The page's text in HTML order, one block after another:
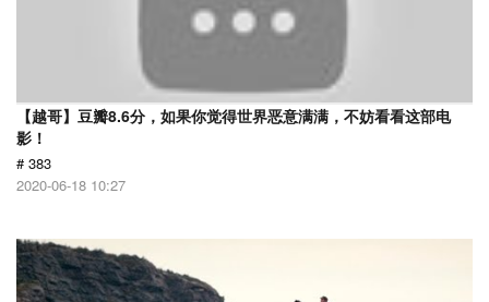
【越哥】豆瓣8.6分，如果你觉得世界恶意满满，不妨看看这部电
影！
# 383
2020-06-18 10:27